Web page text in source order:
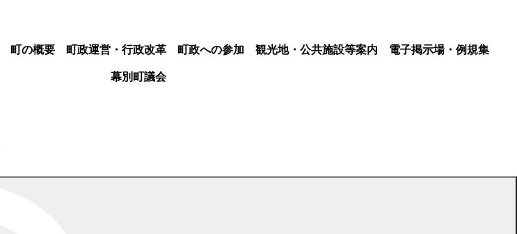
町の概要 町政運営・行政改革 町政への参加 観光地・公共施設等案内
電子掲示場・例規集
幕別町議会